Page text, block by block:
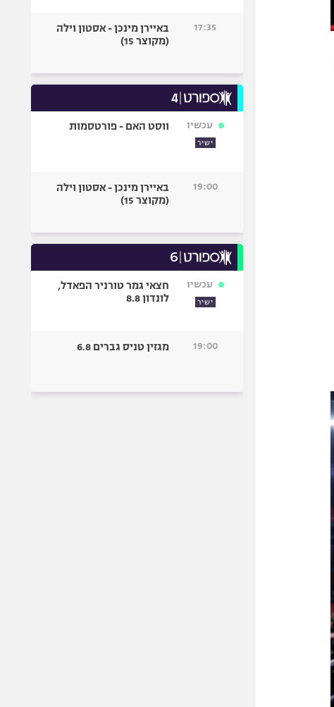
17:35
באיירן מינכן - אסטון וילה
(מקוצר 15)
עכשיו
ישיר
ווסט האם - פורטסמות
19:00
באיירן מינכן - אסטון וילה
(מקוצר 15)
עכשיו
ישיר
חצאי גמר טורניר הפאדל,
לונדון 8.8
19:00 מגזין טניס גברים 6.8